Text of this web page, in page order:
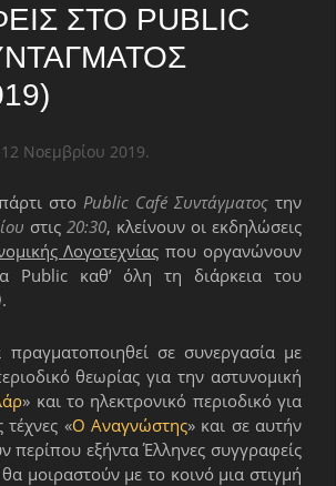
ΣΤΟ PUBLIC
12 Νοεμβρίου 2019.
στο Public Café Συντάγματος την
στις 20:30, κλείνουν οι εκδηλώσεις
Λογοτεχνίας που οργανώνουν
Public καθ’ όλη τη διάρκεια του
σε συνεργασία με
θεωρίας για την αστυνομική
» και το ηλεκτρονικό περιοδικό για
τέχνες «Ο Αναγνώστης» και σε αυτήν
περίπου εξήντα Έλληνες συγγραφείς
μοιραστούν με το κοινό μια στιγμή